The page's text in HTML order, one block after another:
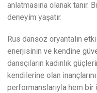
anlatmasına olanak tanır.
deneyim yaşatır.
Rus dansöz oryantalın
enerjisinin ve kendine
dansçıların kadınlık
kendilerine olan
performanslarıyla hem bir